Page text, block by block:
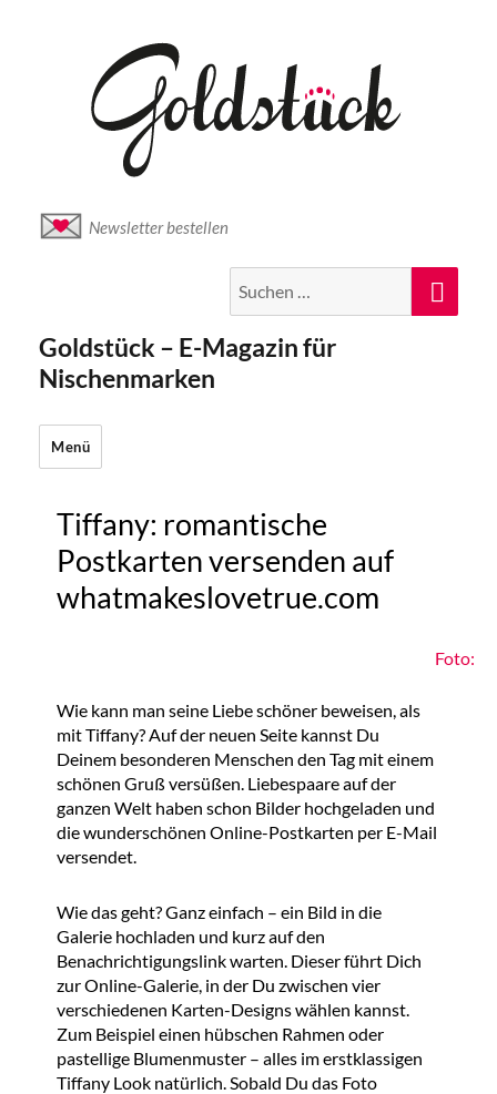
Newsletter bestellen
nach:
Goldstück – E-Magazin für
Nischenmarken
Menü
Tiffany: romantische
Postkarten versenden auf
whatmakeslovetrue.com
Foto:
Wie kann man seine Liebe schöner beweisen, als
mit Tiffany? Auf der neuen Seite kannst Du
Deinem besonderen Menschen den Tag mit einem
schönen Gruß versüßen. Liebespaare auf der
ganzen Welt haben schon Bilder hochgeladen und
die wunderschönen Online-Postkarten per E-Mail
versendet.
Wie das geht? Ganz einfach – ein Bild in die
Galerie hochladen und kurz auf den
Benachrichtigungslink warten. Dieser führt Dich
zur Online-Galerie, in der Du zwischen vier
verschiedenen Karten-Designs wählen kannst.
Zum Beispiel einen hübschen Rahmen oder
pastellige Blumenmuster – alles im erstklassigen
Tiffany Look natürlich. Sobald Du das Foto